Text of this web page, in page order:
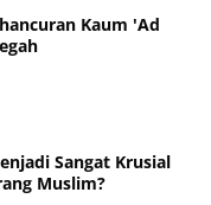
Kaum 'Ad
Sangat Krusial
Muslim?